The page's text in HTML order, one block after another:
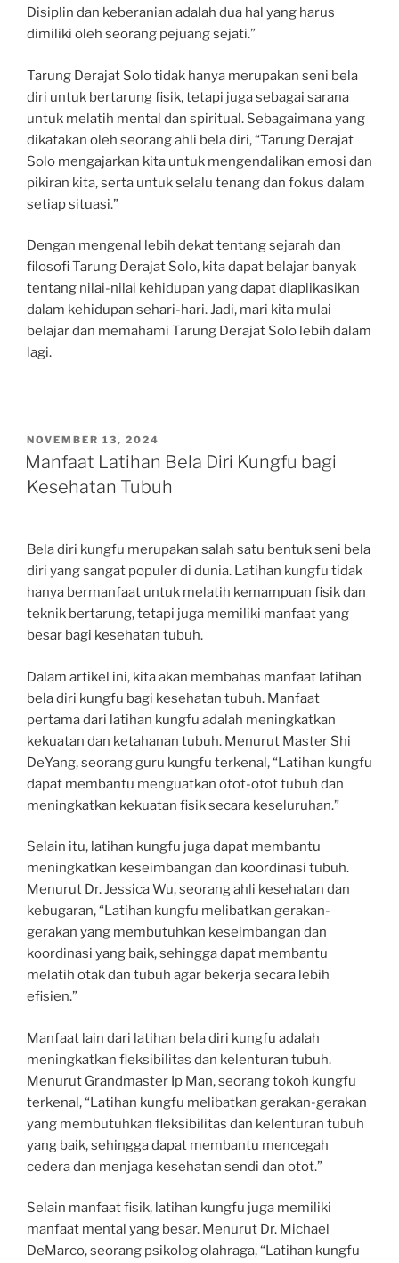
Disiplin dan keberanian adalah dua hal yang harus
dimiliki oleh seorang pejuang sejati.”
Tarung Derajat Solo tidak hanya merupakan seni bela
diri untuk bertarung fisik, tetapi juga sebagai sarana
untuk melatih mental dan spiritual. Sebagaimana yang
dikatakan oleh seorang ahli bela diri, “Tarung Derajat
Solo mengajarkan kita untuk mengendalikan emosi dan
pikiran kita, serta untuk selalu tenang dan fokus dalam
setiap situasi.”
Dengan mengenal lebih dekat tentang sejarah dan
filosofi Tarung Derajat Solo, kita dapat belajar banyak
tentang nilai-nilai kehidupan yang dapat diaplikasikan
dalam kehidupan sehari-hari. Jadi, mari kita mulai
belajar dan memahami Tarung Derajat Solo lebih dalam
lagi.
POSTED
ON
NOVEMBER 13, 2024
Manfaat Latihan Bela Diri Kungfu bagi
Kesehatan Tubuh
Bela diri kungfu merupakan salah satu bentuk seni bela
diri yang sangat populer di dunia. Latihan kungfu tidak
hanya bermanfaat untuk melatih kemampuan fisik dan
teknik bertarung, tetapi juga memiliki manfaat yang
besar bagi kesehatan tubuh.
Dalam artikel ini, kita akan membahas manfaat latihan
bela diri kungfu bagi kesehatan tubuh. Manfaat
pertama dari latihan kungfu adalah meningkatkan
kekuatan dan ketahanan tubuh. Menurut Master Shi
DeYang, seorang guru kungfu terkenal, “Latihan kungfu
dapat membantu menguatkan otot-otot tubuh dan
meningkatkan kekuatan fisik secara keseluruhan.”
Selain itu, latihan kungfu juga dapat membantu
meningkatkan keseimbangan dan koordinasi tubuh.
Menurut Dr. Jessica Wu, seorang ahli kesehatan dan
kebugaran, “Latihan kungfu melibatkan gerakan-
gerakan yang membutuhkan keseimbangan dan
koordinasi yang baik, sehingga dapat membantu
melatih otak dan tubuh agar bekerja secara lebih
efisien.”
Manfaat lain dari latihan bela diri kungfu adalah
meningkatkan fleksibilitas dan kelenturan tubuh.
Menurut Grandmaster Ip Man, seorang tokoh kungfu
terkenal, “Latihan kungfu melibatkan gerakan-gerakan
yang membutuhkan fleksibilitas dan kelenturan tubuh
yang baik, sehingga dapat membantu mencegah
cedera dan menjaga kesehatan sendi dan otot.”
Selain manfaat fisik, latihan kungfu juga memiliki
manfaat mental yang besar. Menurut Dr. Michael
DeMarco, seorang psikolog olahraga, “Latihan kungfu